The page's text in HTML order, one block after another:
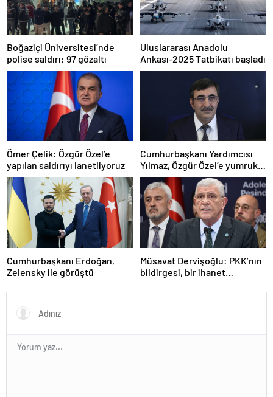
Boğaziçi Üniversitesi’nde
polise saldırı: 97 gözaltı
Uluslararası Anadolu
Ankası-2025 Tatbikatı başladı
Ömer Çelik: Özgür Özel’e
yapılan saldırıyı lanetliyoruz
Cumhurbaşkanı Yardımcısı
Yılmaz, Özgür Özel’e yumruklu
saldırıyı kınadı
Cumhurbaşkanı Erdoğan,
Zelensky ile görüştü
Müsavat Dervişoğlu: PKK’nın
bildirgesi, bir ihanet